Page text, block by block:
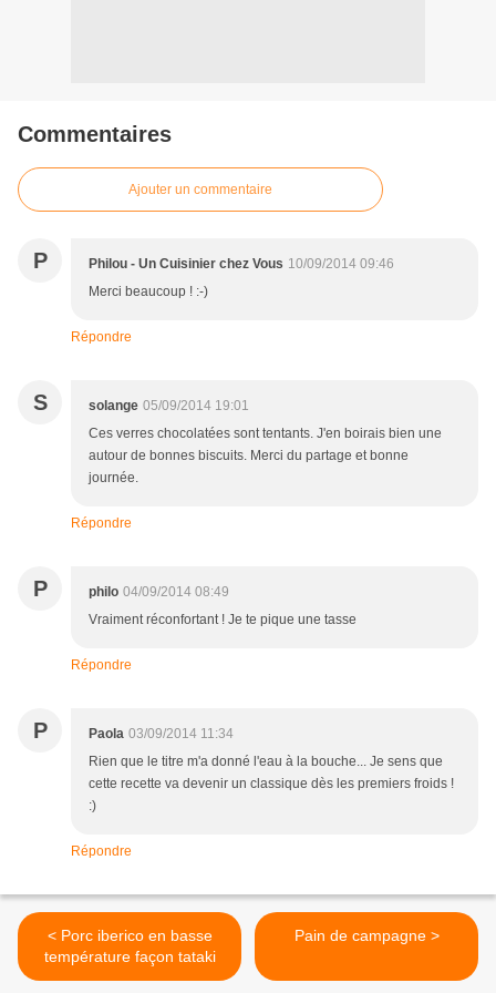
Commentaires
Ajouter un commentaire
P Philou - Un Cuisinier chez Vous 10/09/2014 09:46
Merci beaucoup ! :-)
Répondre
S solange 05/09/2014 19:01
Ces verres chocolatées sont tentants. J'en boirais bien une
autour de bonnes biscuits. Merci du partage et bonne
journée.
Répondre
P philo 04/09/2014 08:49
Vraiment réconfortant ! Je te pique une tasse
Répondre
P Paola 03/09/2014 11:34
Rien que le titre m'a donné l'eau à la bouche... Je sens que
cette recette va devenir un classique dès les premiers froids !
:)
Répondre
< Porc iberico en basse
température façon tataki
Pain de campagne >